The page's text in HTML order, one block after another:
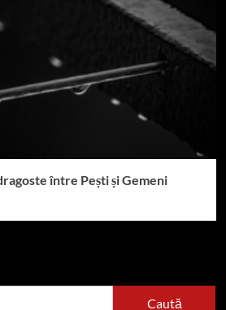
între Pești și Gemeni
Caută